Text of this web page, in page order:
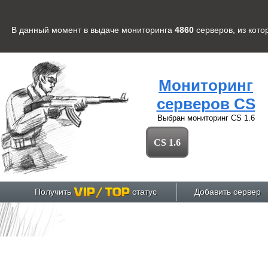
В данный момент в выдаче мониторинга 4860 серверов , из
Мониторинг
серверов CS
Выбран мониторинг CS 1.6
CS 1.6
Получить статус Добавить сервер